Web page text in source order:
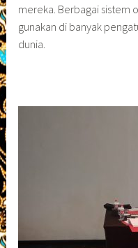
mereka. Berbagai sistem
gunakan di banyak
dunia.